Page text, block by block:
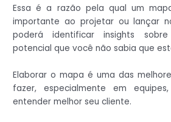
Essa é a razão pela qual um
importante ao projetar ou lançar
poderá identificar insights
potencial que você não sabia que
Elaborar o mapa é uma das
fazer, especialmente em
entender melhor seu cliente.